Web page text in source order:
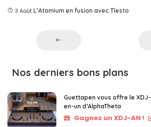
3 Août L’Atomium en fusion avec Tîesto
Nos derniers bons plans
Guettapen vous offre le
en-un d’AlphaTheta
Gagnez un XDJ-AN !